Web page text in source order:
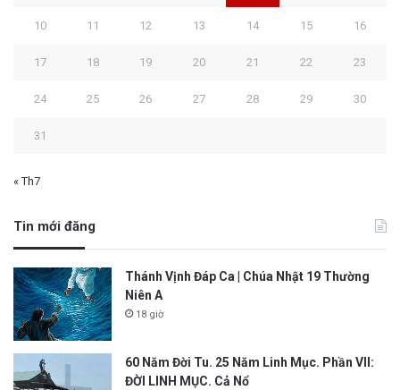
10 11 12 13 14 15 16
17 18 19 20 21 22 23
24 25 26 27 28 29 30
31
« Th7
Tin mới đăng
Thánh Vịnh Đáp Ca | Chúa Nhật 19 Thường
Niên A
18 giờ
60 Năm Đời Tu. 25 Năm Linh Mục. Phần VII:
ĐỜI LINH MỤC. Cả Nổ